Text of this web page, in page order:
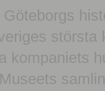
största
kompaniets